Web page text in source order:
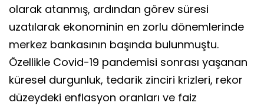
olarak atanmış, ardından görev süresi
uzatılarak ekonominin en zorlu dönemlerinde
merkez bankasının başında bulunmuştu.
Özellikle Covid-19 pandemisi sonrası yaşanan
küresel durgunluk, tedarik zinciri krizleri, rekor
düzeydeki enflasyon oranları ve faiz